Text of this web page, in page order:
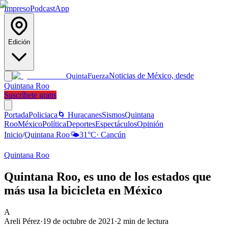
ImpresoPodcastApp
Edición
QuintaFuerzaNoticias de México, desde
Quintana Roo
Suscríbete gratis
PortadaPoliciaca 🌀 HuracanesSismosQuintana
RooMéxicoPolíticaDeportesEspectáculosOpinión
Inicio/Quintana Roo🌤️31°C· Cancún
Quintana Roo
Quintana Roo, es uno de los estados que
más usa la bicicleta en México
A
Areli Pérez·19 de octubre de 2021 ·2 min de lectura